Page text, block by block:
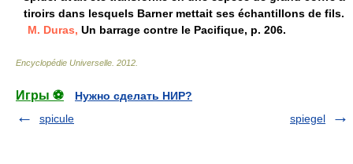
tiroirs dans lesquels Barner mettait ses échantillons de fils.
M. Duras, Un barrage contre le Pacifique, p. 206.
Encyclopédie Universelle 2012
Игры ⚽
Нужно сделать НИР?
spicule
spiegel